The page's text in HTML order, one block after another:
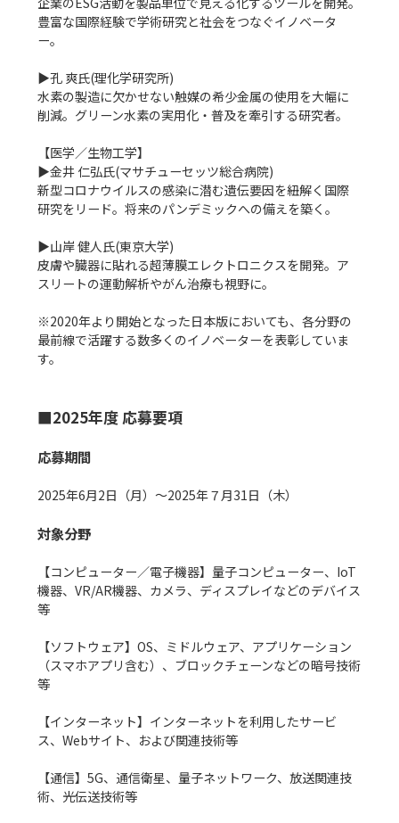
豊富な国際経験で学術研究と社会をつなぐイノベータ
ー。
▶孔 爽氏(理化学研究所)
水素の製造に欠かせない触媒の希少金属の使用を大幅に
削減。グリーン水素の実用化・普及を牽引する研究者。
【医学／生物工学】
▶金井 仁弘氏(マサチューセッツ総合病院)
新型コロナウイルスの感染に潜む遺伝要因を紐解く国際
研究をリード。将来のパンデミックへの備えを築く。
▶山岸 健人氏(東京大学)
皮膚や臓器に貼れる超薄膜エレクトロニクスを開発。ア
スリートの運動解析やがん治療も視野に。
※2020年より開始となった日本版においても、各分野の
最前線で活躍する数多くのイノベーターを表彰していま
す。
■2025年度 応募要項
応募期間
2025年6月2日（月）〜2025年７月31日（木）
対象分野
【コンピューター／電子機器】量子コンピューター、IoT
機器、VR/AR機器、カメラ、ディスプレイなどのデバイス
等
【ソフトウェア】OS、ミドルウェア、アプリケーション
（スマホアプリ含む）、ブロックチェーンなどの暗号技術
等
【インターネット】インターネットを利用したサービ
ス、Webサイト、および関連技術等
【通信】5G、通信衛星、量子ネットワーク、放送関連技
術、光伝送技術等